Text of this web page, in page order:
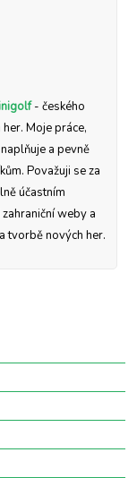
- českého
Moje práce,
a pevně
Považuji se za
účastním
weby a
tvorbě nových her.